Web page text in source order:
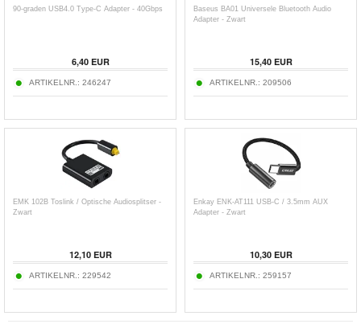
90-graden USB4.0 Type-C Adapter - 40Gbps
6,40EUR
ARTIKELNR.: 246247
Baseus BA01 Universele Bluetooth Audio
Adapter - Zwart
15,40EUR
ARTIKELNR.: 209506
EMK 102B Toslink / Optische Audiosplitser -
Zwart
12,10EUR
ARTIKELNR.: 229542
Enkay ENK-AT111 USB-C / 3.5mm AUX
Adapter - Zwart
10,30EUR
ARTIKELNR.: 259157